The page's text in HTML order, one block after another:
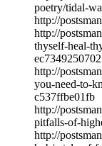
poetry/tidal-
http://
http://
thyself-heal-
ec7349250702
http://
you-need-to-
c537ffbe01fb
http://
pitfalls-of-
http://